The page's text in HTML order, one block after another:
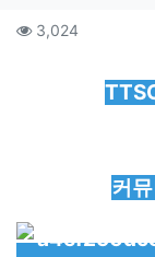
컨텐츠 정보
3,024
커